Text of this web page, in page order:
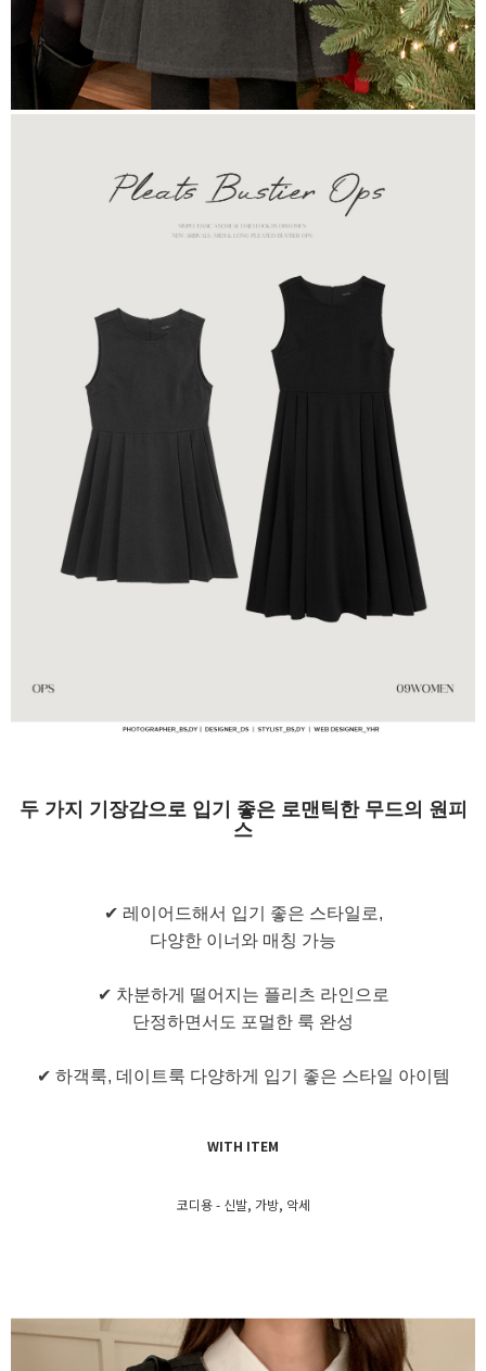
두 가지 기장감으로 입기 좋은 로맨틱한 무드의 원피
스
✔ 레이어드해서 입기 좋은 스타일로,
다양한 이너와 매칭 가능
✔ 차분하게 떨어지는 플리츠 라인으로
단정하면서도 포멀한 룩 완성
✔ 하객룩, 데이트룩 다양하게 입기 좋은 스타일 아이템
WITH ITEM
코디용 - 신발, 가방, 악세